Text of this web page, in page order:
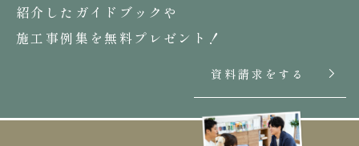
紹介したガイドブックや
施工事例集を無料プレゼント！
資料請求をする